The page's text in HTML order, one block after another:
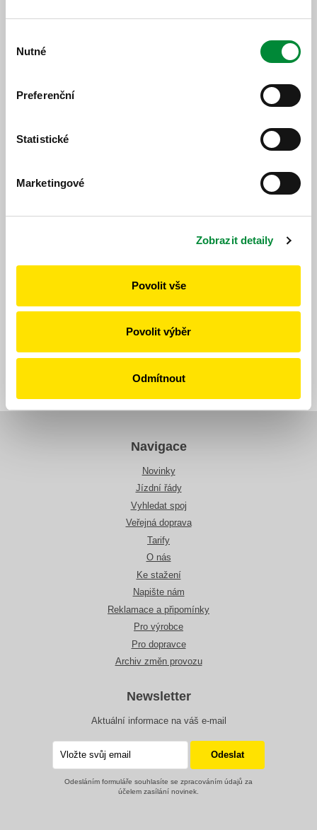
souhlasu
Nutné
Preferenční
Statistické
Marketingové
Zobrazit detaily
Povolit vše
Povolit výběr
Odmítnout
V souvislosti s odklonovou trasou dojde také k
Výlukové JŘ).
7. 7. 2026
Navigace
Novinky
Jízdní řády
Vyhledat spoj
Veřejná doprava
Tarify
O nás
Ke stažení
Napište nám
Reklamace a připomínky
Pro výrobce
Pro dopravce
Archiv změn provozu
Newsletter
Aktuální informace na váš e-mail
Odesláním formuláře souhlasíte se zpracováním údajů za
účelem zasílání novinek.